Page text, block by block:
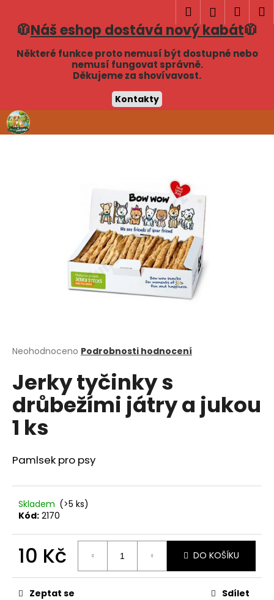
🧥Náš eshop dostává nový kabát🧥
Některé funkce proto nemusí být dostupné nebo
nemusí fungovat správně.
Děkujeme za shovívavost.
Kontakty
Přejít
na
obsah
Hledat
košík
Průměrné
produktu
je
0,0
z
5
hvězdiček.
Neohodnoceno Podrobnosti hodnocení
Jerky tyčinky s
drůbežími játry a jukou
1 ks
Pamlsek pro psy
Skladem (>5 ks)
Kód: 2170
10 Kč
cena:
DO KOŠÍKU
Zeptat se Sdílet
Zpět
Zpět
o
t
?
HLEDAT
D
o
o
u
č
j
e